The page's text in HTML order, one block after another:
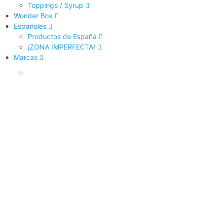
Toppings / Syrup
Wonder Box
Españoles
Productos de España
¡ZONA IMPERFECTA!
Marcas